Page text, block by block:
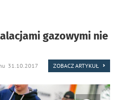
gazowymi nie
31.10.2017 ZOBACZ ARTYKUŁ